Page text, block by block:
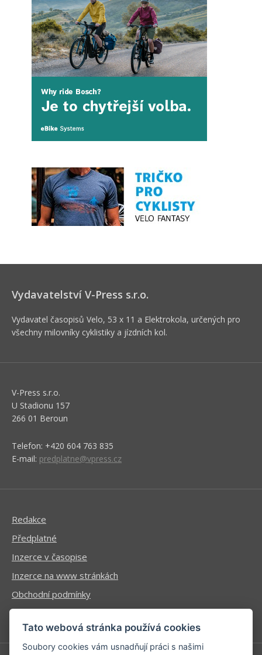
Vydavatelství V-Press s.r.o.
Vydavatel časopisů Velo, 53 x 11 a Elektrokola, určených pro
všechny milovníky cyklistiky a jízdních kol.
V-Press s.r.o.
U Stadionu 157
266 01 Beroun
Telefon: +420 604 763 835
E-mail: predplatne@vpress.cz
Redakce
Předplatné
Inzerce v časopise
Inzerce na www stránkách
Obchodní podmínky
Ochrana osobních údajů
Tato webová stránka používá cookies
Soubory cookies vám usnadňují práci s našimi